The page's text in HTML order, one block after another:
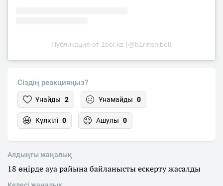
Публикация от 1bol.kz (@b1rinshibol)
Сіздің реакцияңыз?
Ұнайды 2 Ұнамайды 0
Күлкілі 0 Ашулы 0
Алдыңғы жаңалық
18 өңірде ауа райына байланысты ескерту жасалды